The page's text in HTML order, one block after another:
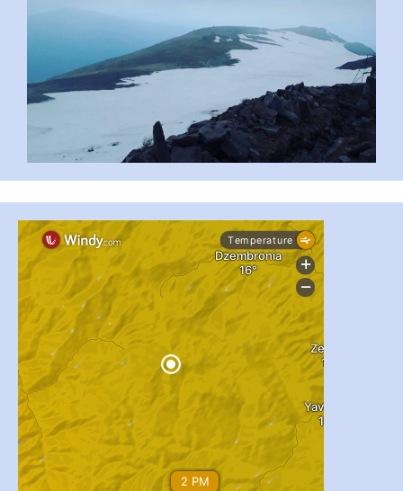
...
pimrec_project